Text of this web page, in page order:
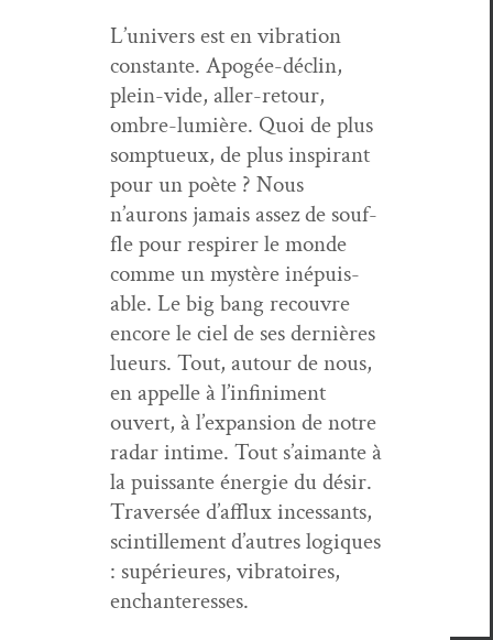
L’univers est en vibra­tion
con­stante. Apogée-déclin,
plein-vide, aller-retour,
ombre-lumière. Quoi de plus
somptueux, de plus inspi­rant
pour un poète ? Nous
n’aurons jamais assez de souf­
fle pour respir­er le monde
comme un mys­tère inépuis­
able. Le big bang recou­vre
encore le ciel de ses dernières
lueurs. Tout, autour de nous,
en appelle à l’infiniment
ouvert, à l’expansion de notre
radar intime. Tout s’aimante à
la puis­sante énergie du désir.
Tra­ver­sée d’afflux inces­sants,
scin­tille­ment d’autres logiques
: supérieures, vibra­toires,
enchanteresses.